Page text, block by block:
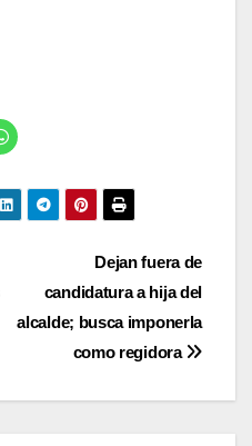
Dejan fuera de
candidatura a hija del
alcalde; busca imponerla
como regidora